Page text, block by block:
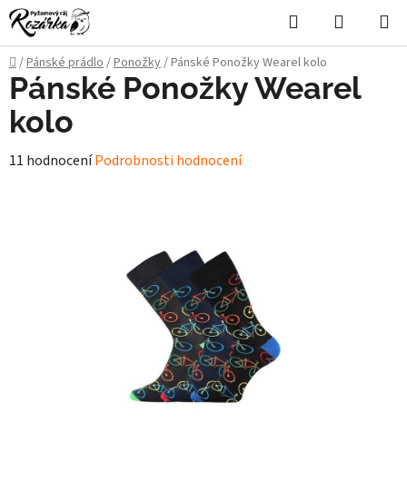
Přejít
na
obsah
Hledat
KOŠÍK
Domů
/Pánské prádlo/Ponožky/Pánské Ponožky Wearel kolo
Pánské Ponožky Wearel
kolo
Průměrné
11 hodnoceníPodrobnosti hodnocení